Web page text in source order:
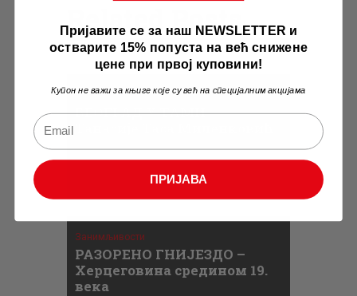
Related Posts
Занимљивости
БЕОГРАД У ТАМИ –
Занимљивости
РАЗОРЕНО ГНИЈЕЗДО –
Херцеговина средином 19.
века
Пријавите се за наш NEWSLETTER и
остварите 15% попуста на већ снижене
цене при првој куповини!
Купон не важи за књиге које су већ на специјалним акцијама
ПРИЈАВА